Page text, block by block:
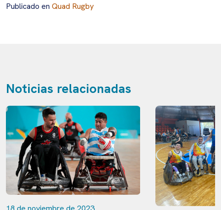
Publicado en Quad Rugby
Noticias relacionadas